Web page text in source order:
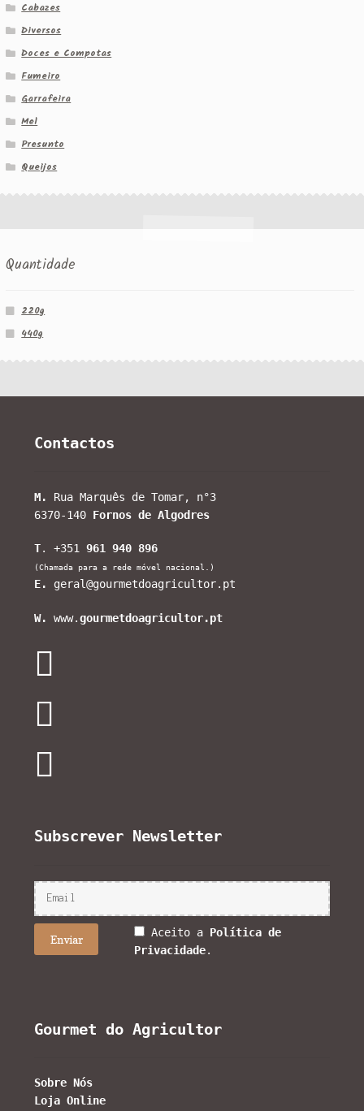
Cabazes
Diversos
Doces e Compotas
Fumeiro
Garrafeira
Mel
Presunto
Queijos
Quantidade
220g
440g
Contactos
M.
Rua Marquês de Tomar, n°3
6370-140 Fornos de Algodres
T. +351961 940 896
(Chamada para a rede móvel nacional.)
E. geral@gourmetdoagricultor.pt
W. www.gourmetdoagricultor.pt
Subscrever Newsletter
Aceito a Política de
Privacidade.
Gourmet do Agricultor
Sobre Nós
Loja Online